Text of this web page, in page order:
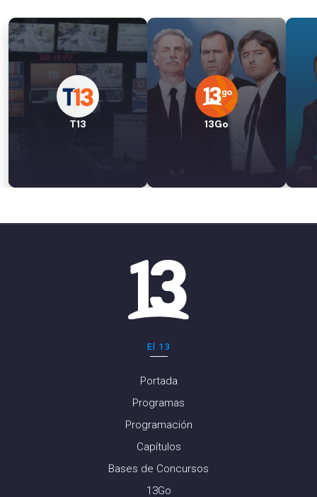
T13 13Go
El 13
Portada
Programas
Programación
Capítulos
Bases de Concursos
13Go